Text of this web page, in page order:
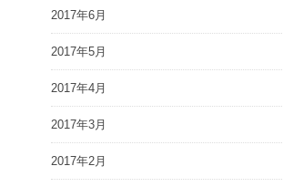
2017年6月
2017年5月
2017年4月
2017年3月
2017年2月